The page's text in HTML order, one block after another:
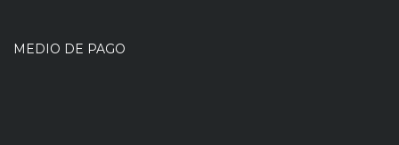
MEDIO DE PAGO